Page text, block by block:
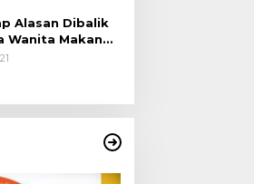
Alasan Dibalik
Wanita Makan